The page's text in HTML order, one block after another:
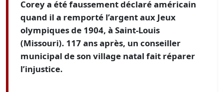
Corey a été faussement déclaré américain
quand il a remporté l’argent aux Jeux
olympiques de 1904, à Saint-Louis
(Missouri). 117 ans après, un conseiller
municipal de son village natal fait réparer
l’injustice.